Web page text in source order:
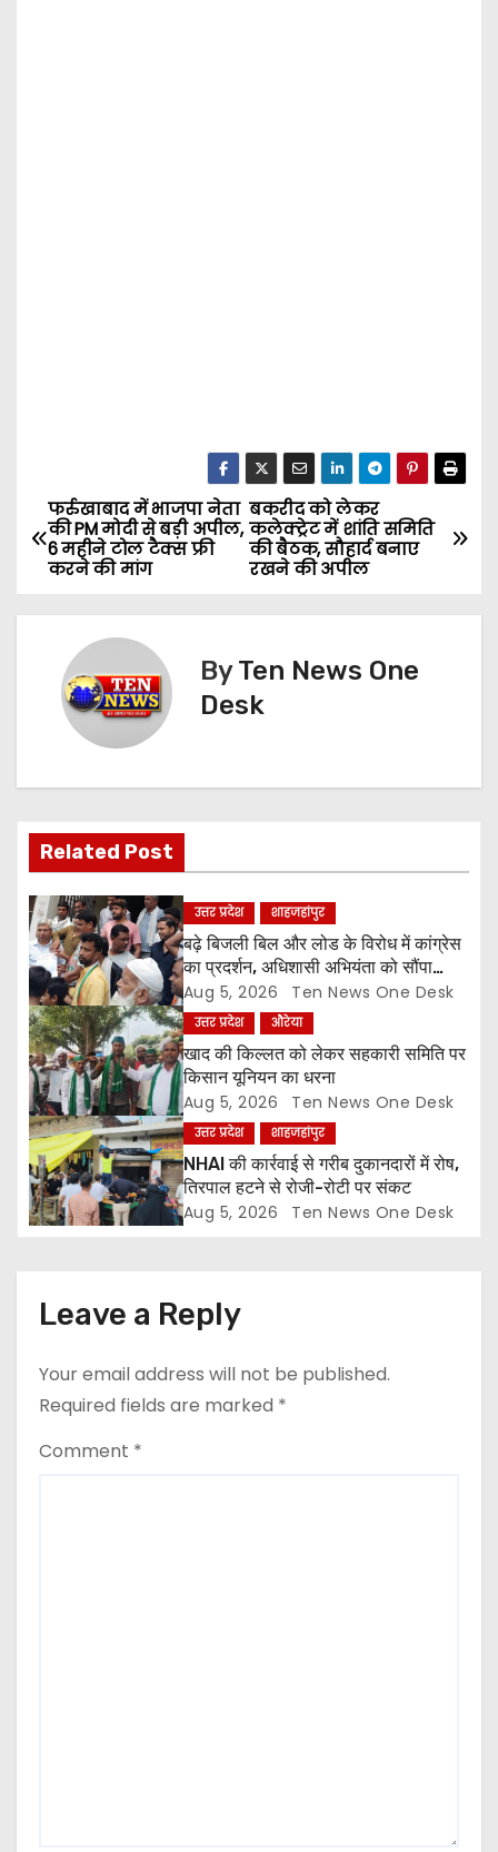
P
o
s
v
g
a
t
i
o
n
बकरीद को लेकर
कलेक्ट्रेट में शांति समिति
की बैठक, सौहार्द बनाए
रखने की अपील
फर्रुखाबाद में भाजपा नेता
की PM मोदी से बड़ी अपील,
6 महीने टोल टैक्स फ्री
करने की मांग
ByTen News One
Desk
Related Post
उत्तर प्रदेश शाहजहांपुर
बढ़े बिजली बिल और लोड के विरोध में कांग्रेस
का प्रदर्शन, अधिशासी अभियंता को सौंपा
ज्ञापन
Aug 5, 2026 Ten News One Desk
उत्तर प्रदेश औरेया
खाद की किल्लत को लेकर सहकारी समिति पर
किसान यूनियन का धरना
Aug 5, 2026 Ten News One Desk
उत्तर प्रदेश शाहजहांपुर
NHAI की कार्रवाई से गरीब दुकानदारों में रोष,
तिरपाल हटने से रोजी-रोटी पर संकट
Aug 5, 2026 Ten News One Desk
Leave a Reply
Your email address will not be published.
Required fields are marked *
Comment *